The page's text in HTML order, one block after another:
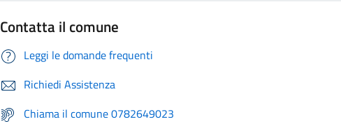
Contatta il comune
Leggi le domande frequenti
Richiedi Assistenza
Chiama il comune 0782649023